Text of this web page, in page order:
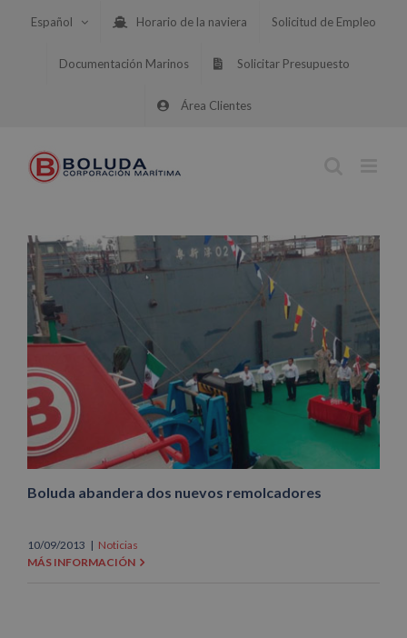
Español Horario de la naviera Solicitud de Empleo
Documentación Marinos Solicitar Presupuesto
Área Clientes
Boluda abandera dos nuevos remolcadores
10/09/2013 | Noticias
MÁS INFORMACIÓN